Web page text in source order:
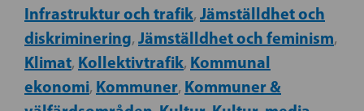
Infrastruktur och trafik, Jämställdhet och
diskriminering, Jämställdhet och feminism,
Klimat, Kollektivtrafik, Kommunal
ekonomi, Kommuner, Kommuner &